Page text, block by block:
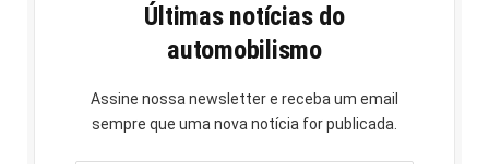
Últimas notícias do
automobilismo
Assine nossa newsletter e receba um email
sempre que uma nova notícia for publicada.